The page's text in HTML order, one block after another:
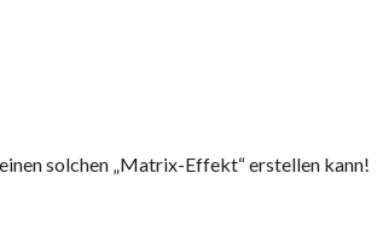
solchen „Matrix-Effekt“ erstellen kann!